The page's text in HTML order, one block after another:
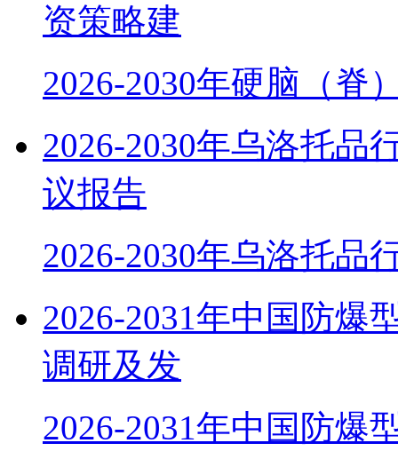
资策略建
2026-2030年硬脑（脊
2026-2030年乌洛托品
议报告
2026-2030年乌洛托品
2026-2031年中国防爆
调研及发
2026-2031年中国防爆